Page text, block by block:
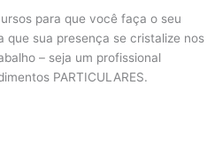
para que você faça o seu
que sua presença se cristalize nos
– seja um profissional
PARTICULARES.